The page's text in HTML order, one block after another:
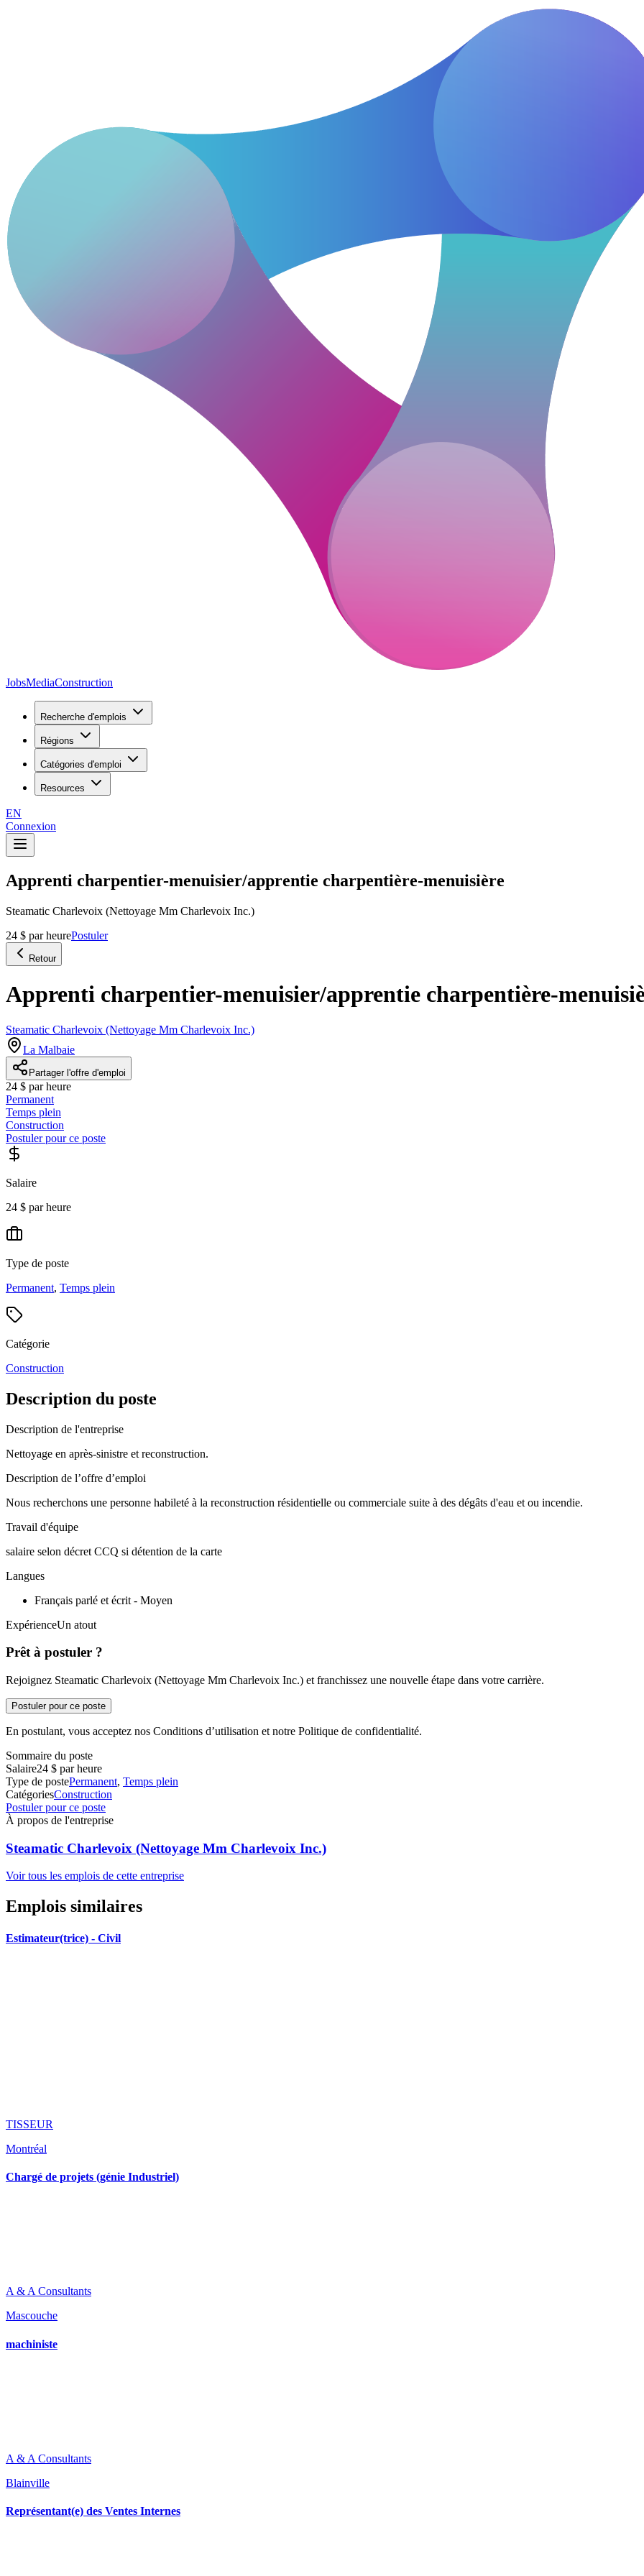
JobsMediaConstruction
Recherche d'emplois
Régions
Catégories d'emploi
Resources
EN
Connexion
Apprenti charpentier-menuisier/apprentie charpentière-menuisière
Steamatic Charlevoix (Nettoyage Mm Charlevoix Inc.)
24 $ par heurePostuler
Retour
Apprenti charpentier-menuisier/apprentie charpentière-
Steamatic Charlevoix (Nettoyage Mm Charlevoix Inc.)
La Malbaie
Partager l'offre d'emploi
24 $ par heure
Permanent
Temps plein
Construction
Postuler pour ce poste
Salaire
24 $ par heure
Type de poste
Permanent, Temps plein
Catégorie
Construction
Description du poste
Description de l'entreprise
Nettoyage en après-sinistre et reconstruction.
Description de l’offre d’emploi
Nous recherchons une personne habileté à la reconstruction résidentielle ou commerciale suite à des dégâts d'eau et ou incendie.
Travail d'équipe
salaire selon décret CCQ si détention de la carte
Langues
Français parlé et écrit - Moyen
ExpérienceUn atout
Prêt à postuler ?
Rejoignez Steamatic Charlevoix (Nettoyage Mm Charlevoix Inc.) et franchissez une nouvelle étape dans votre carrière.
Postuler pour ce poste
En postulant, vous acceptez nos Conditions d’utilisation et notre Politique de confidentialité.
Sommaire du poste
Salaire24 $ par heure
Type de postePermanent, Temps plein
CatégoriesConstruction
Postuler pour ce poste
À propos de l'entreprise
Steamatic Charlevoix (Nettoyage Mm Charlevoix Inc.)
Voir tous les emplois de cette entreprise
Emplois similaires
Estimateur(trice) - Civil
TISSEUR
Montréal
Chargé de projets (génie Industriel)
A & A Consultants
Mascouche
machiniste
A & A Consultants
Blainville
Représentant(e) des Ventes Internes